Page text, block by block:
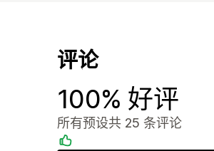
评论
100% 好评
所有预设共 25 条评论